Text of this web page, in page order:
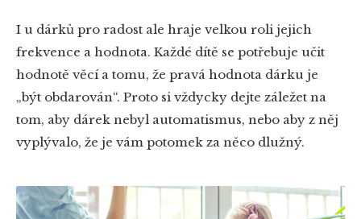
I u dárků pro radost ale hraje velkou roli jejich
frekvence a hodnota. Každé dítě se potřebuje učit
hodnotě věcí a tomu, že pravá hodnota dárku je
„být obdarován“. Proto si vždycky dejte záležet na
tom, aby dárek nebyl automatismus, nebo aby z něj
vyplývalo, že je vám potomek za něco dlužný.